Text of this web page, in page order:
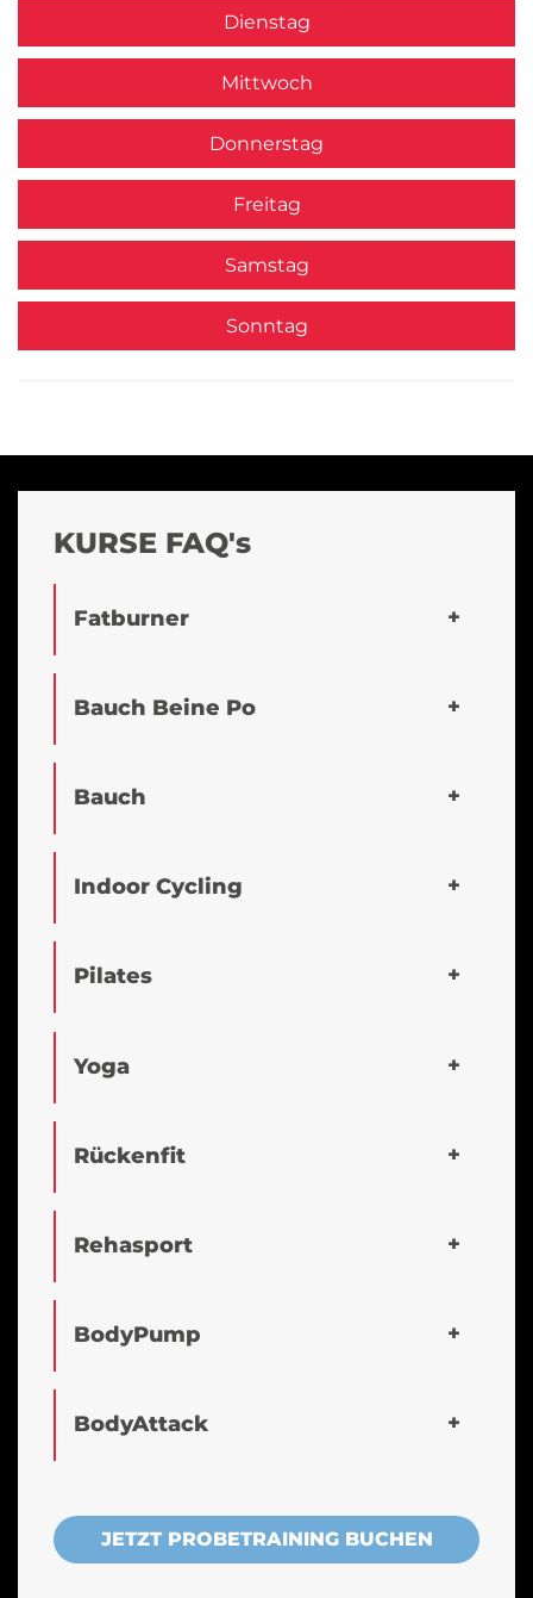
Dienstag
Mittwoch
Donnerstag
Freitag
Samstag
Sonntag
KURSE FAQ's
Fatburner
Bauch Beine Po
Bauch
Indoor Cycling
Pilates
Yoga
Rückenfit
Rehasport
BodyPump
BodyAttack
JETZT PROBETRAINING BUCHEN